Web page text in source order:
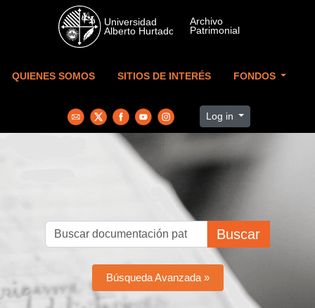
Skip to main content
QUIENES SOMOS SITIOS DE INTERÉS FONDOS
Log in
Buscar
Búsqueda Avanzada »